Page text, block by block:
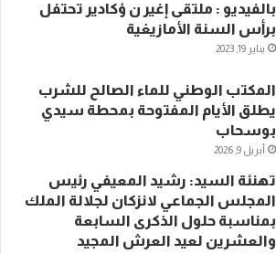
بالفيديو : ملتقى إغير ن ؤكادير تحتفل
برأس السنة الأمازيغية
يناير 19, 2023
المكتب الوطني للماء الصالح للشرب
يطلق الأيام المفتوحة بمحطة سيدي
بوسحاب
أبريل 9, 2026
تهنئة السيد: رشيد المعيفي رئيس
المجلس الجماعي لانزكان لجلالة الملك
بمناسبة حلول الذكرى السابعة
والعشرين لعيد العرش المجيد